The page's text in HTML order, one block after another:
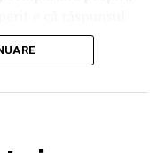
cât de des muți
de înfruntat.
decât